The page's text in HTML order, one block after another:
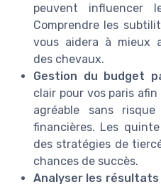
peuvent influencer
Comprendre les
vous aidera à mieux
des chevaux.
Gestion du budget
clair pour vos paris
agréable sans
financières. Les
des stratégies de
chances de succès.
Analyser les